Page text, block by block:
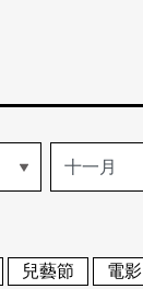
兒藝節 電影